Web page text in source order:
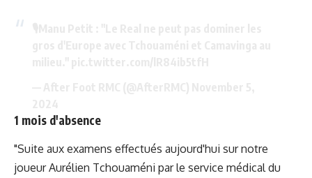
1 mois d'absence
"Suite aux examens effectués aujourd'hui sur notre
joueur Aurélien Tchouaméni par le service médical du